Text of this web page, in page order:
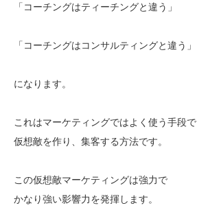
「コーチングはティーチングと違う」
「コーチングはコンサルティングと違う」
になります。
これはマーケティングではよく使う手段で
仮想敵を作り、集客する方法です。
この仮想敵マーケティングは強力で
かなり強い影響力を発揮します。